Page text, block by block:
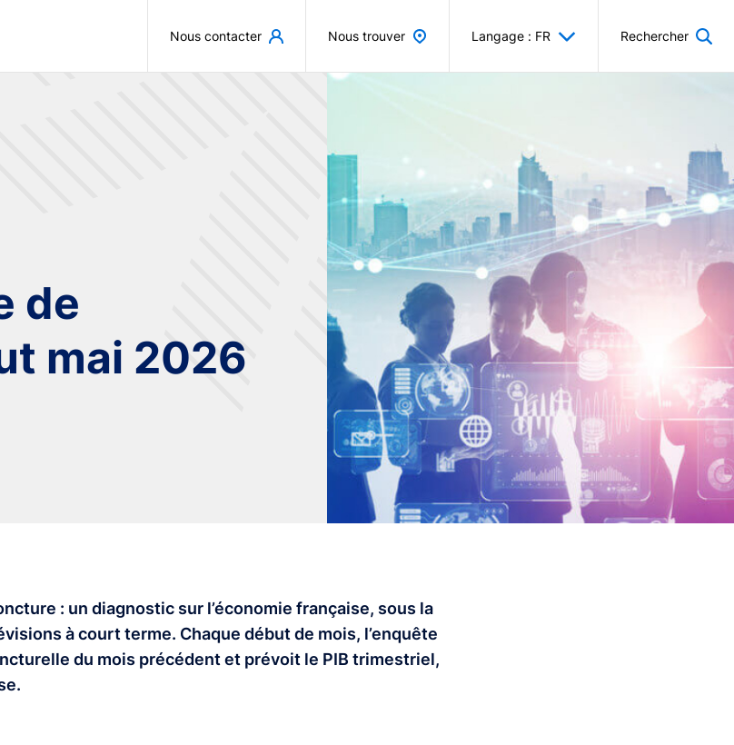
Nous contacter Nous trouver Langage : FR Rechercher
de
mai 2026
: un diagnostic sur l’économie française, sous la
à court terme. Chaque début de mois, l’enquête
du mois précédent et prévoit le PIB trimestriel,